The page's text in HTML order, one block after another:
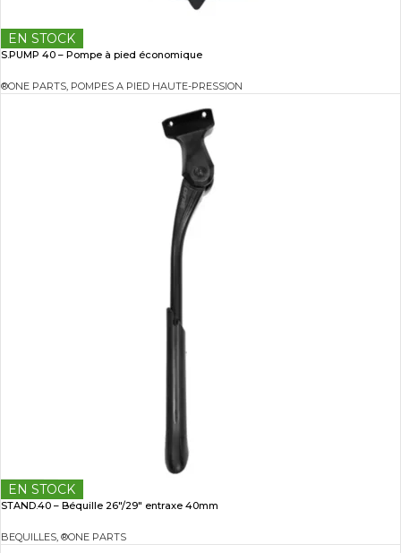
EN STOCK
S.PUMP 40 – Pompe à pied économique
®ONE PARTS, POMPES A PIED HAUTE-PRESSION
EN STOCK
STAND.40 – Béquille 26″/29″ entraxe 40mm
BEQUILLES, ®ONE PARTS